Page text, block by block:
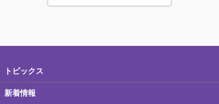
トピックス
新着情報